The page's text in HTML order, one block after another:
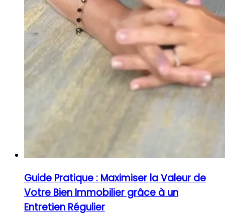
Guide Pratique : Maximiser la Valeur de
Votre Bien Immobilier grâce à un
Entretien Régulier